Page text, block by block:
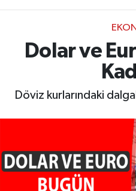
Dolar ve
Döviz kurlarındaki
BİLİM VE TEKNOLOJİ
DÜNYA
GENEL
Süper Lig Puan
Tüm Manşetler